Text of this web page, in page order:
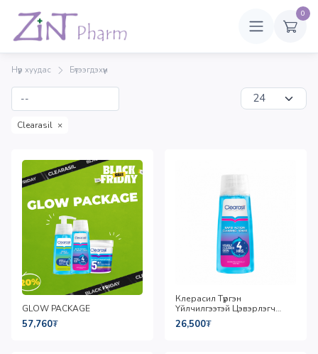
0
Нүүр хуудас Бүтээгдэхүүн
Clearasil ×
GLOW PACKAGE
57,760₮
Клерасил Түргэн
Үйлчилгээтэй Цэвэрлэгч
Тонер 200мл
26,500₮